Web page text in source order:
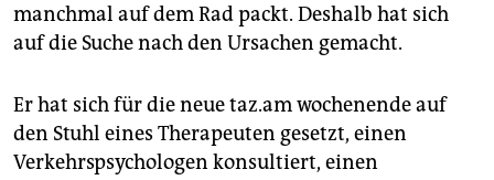
manchmal auf dem Rad packt. Deshalb hat sich
auf die Suche nach den Ursachen gemacht.
Er hat sich für die neue taz.am wochenende auf
den Stuhl eines Therapeuten gesetzt, einen
Verkehrspsychologen konsultiert, einen